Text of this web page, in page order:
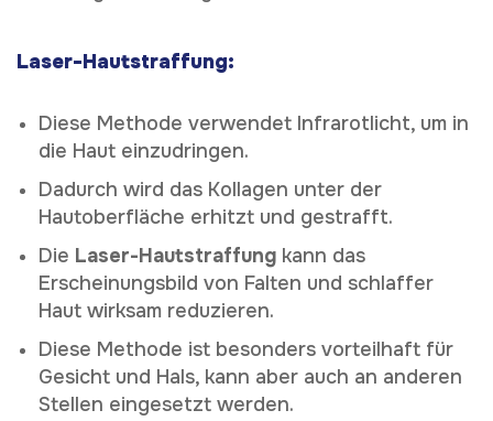
Laser-Hautstraffung:
Diese Methode verwendet Infrarotlicht, um in
die Haut einzudringen.
Dadurch wird das Kollagen unter der
Hautoberfläche erhitzt und gestrafft.
Die Laser-Hautstraffung kann das
Erscheinungsbild von Falten und schlaffer
Haut wirksam reduzieren.
Diese Methode ist besonders vorteilhaft für
Gesicht und Hals, kann aber auch an anderen
Stellen eingesetzt werden.